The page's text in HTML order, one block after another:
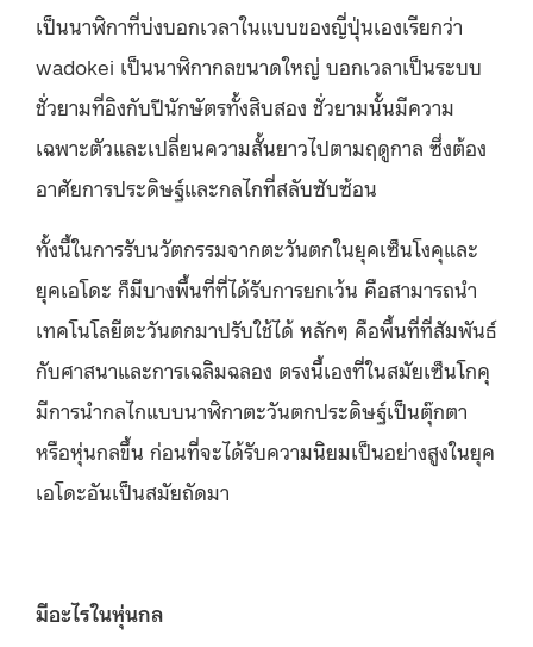
เป็นนาฬิกาที่บ่งบอกเวลาในแบบของญี่ปุ่นเองเรียกว่า
wadokei เป็นนาฬิกากลขนาดใหญ่ บอกเวลาเป็นระบบ
ชั่วยามที่อิงกับปีนักษัตรทั้งสิบสอง ชั่วยามนั้นมีความ
เฉพาะตัวและเปลี่ยนความสั้นยาวไปตามฤดูกาล ซึ่งต้อง
อาศัยการประดิษฐ์และกลไกที่สลับซับซ้อน
ทั้งนี้ในการรับนวัตกรรมจากตะวันตกในยุคเซ็นโงคุและ
ยุคเอโดะ ก็มีบางพื้นที่ที่ได้รับการยกเว้น คือสามารถนำ
เทคโนโลยีตะวันตกมาปรับใช้ได้ หลักๆ คือพื้นที่ที่สัมพันธ์
กับศาสนาและการเฉลิมฉลอง ตรงนี้เองที่ในสมัยเซ็นโกคุ
มีการนำกลไกแบบนาฬิกาตะวันตกประดิษฐ์เป็นตุ๊กตา
หรือหุ่นกลขึ้น ก่อนที่จะได้รับความนิยมเป็นอย่างสูงในยุค
เอโดะอันเป็นสมัยถัดมา
มีอะไรในหุ่นกล